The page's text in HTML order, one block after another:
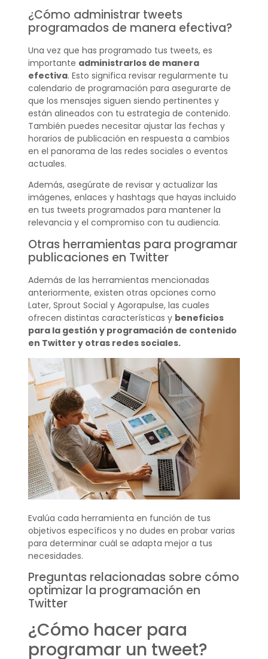
¿Cómo administrar tweets
programados de manera efectiva?
Una vez que has programado tus tweets, es
importante administrarlos de manera
efectiva. Esto significa revisar regularmente tu
calendario de programación para asegurarte de
que los mensajes siguen siendo pertinentes y
están alineados con tu estrategia de contenido.
También puedes necesitar ajustar las fechas y
horarios de publicación en respuesta a cambios
en el panorama de las redes sociales o eventos
actuales.
Además, asegúrate de revisar y actualizar las
imágenes, enlaces y hashtags que hayas incluido
en tus tweets programados para mantener la
relevancia y el compromiso con tu audiencia.
Otras herramientas para programar
publicaciones en Twitter
Además de las herramientas mencionadas
anteriormente, existen otras opciones como
Later, Sprout Social y Agorapulse, las cuales
ofrecen distintas características y beneficios
para la gestión y programación de contenido
en Twitter y otras redes sociales.
Evalúa cada herramienta en función de tus
objetivos específicos y no dudes en probar varias
para determinar cuál se adapta mejor a tus
necesidades.
Preguntas relacionadas sobre cómo
optimizar la programación en
Twitter
¿Cómo hacer para
programar un tweet?